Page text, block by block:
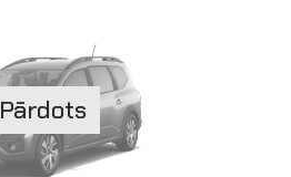
Pārdots